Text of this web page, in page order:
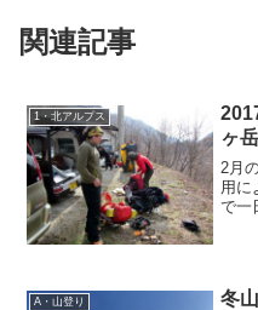
関連記事
1・北アルプス
ヶ
2月
用に
で一
雪
A・山登り
冬